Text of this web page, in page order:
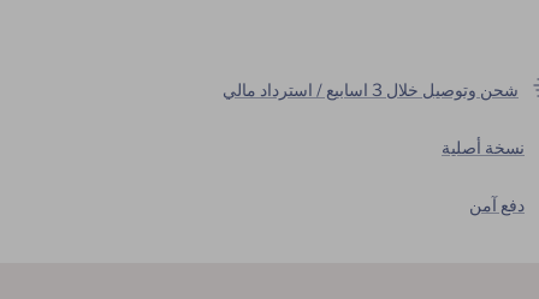
شحن وتوصيل خلال 3 اسابيع / استرداد مالي
نسخة أصلية
دفع آمن